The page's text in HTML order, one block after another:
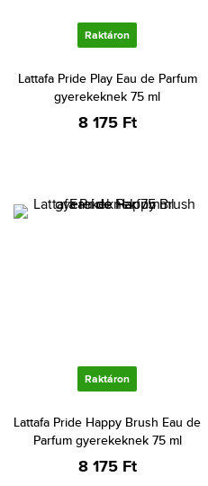
Raktáron
Lattafa Pride Play Eau de Parfum
gyerekeknek 75 ml
8 175 Ft
Raktáron
Lattafa Pride Happy Brush Eau de
Parfum gyerekeknek 75 ml
8 175 Ft